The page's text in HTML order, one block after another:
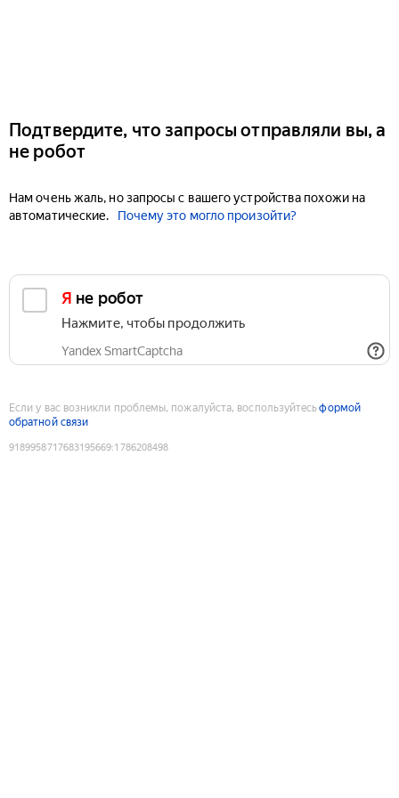
Подтвердите, что запросы отправляли вы, а
не робот
Нам очень жаль, но запросы с вашего устройства похожи на
автоматические.
Почему это могло произойти?
Я не робот
Нажмите, чтобы продолжить
Yandex SmartCaptcha
Если у вас возникли проблемы, пожалуйста, воспользуйтесьформой
обратной связи
9189958717683195669:1786208498